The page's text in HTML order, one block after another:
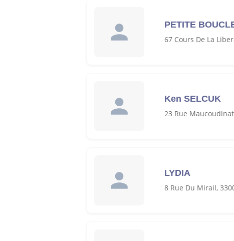
PETITE
67 Cours De La
Ken SELCUK
23 Rue
LYDIA
8 Rue Du Mirail,